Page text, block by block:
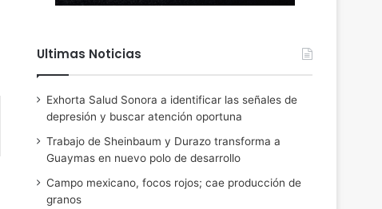
Ultimas Noticias
Exhorta Salud Sonora a identificar las señales de
depresión y buscar atención oportuna
Trabajo de Sheinbaum y Durazo transforma a
Guaymas en nuevo polo de desarrollo
Campo mexicano, focos rojos; cae producción de
granos